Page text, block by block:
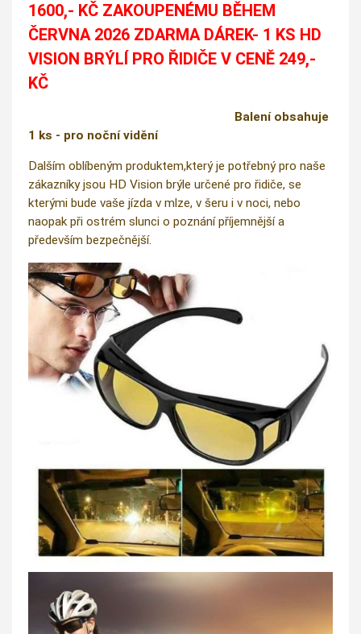
1600,- KČ ZAKOUPENÉMU BĚHEM
ČERVNA 2026 ZDARMA DÁREK- 1 KS HD
VISION BRÝLÍ PRO ŘIDIČE V CENĚ 249,-
KČ
Balení obsahuje
1 ks - pro noční vidění
Dalším oblíbeným produktem,který je potřebný pro naše
zákazníky jsou HD Vision brýle určené pro řidiče, se
kterými bude vaše jízda v mlze, v šeru i v noci, nebo
naopak při ostrém slunci o poznání příjemnější a
především bezpečnější.